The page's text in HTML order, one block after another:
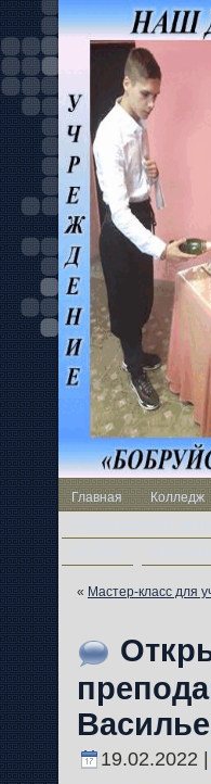
Главная Колледж
« Мастер-класс для
19.02.2022 |